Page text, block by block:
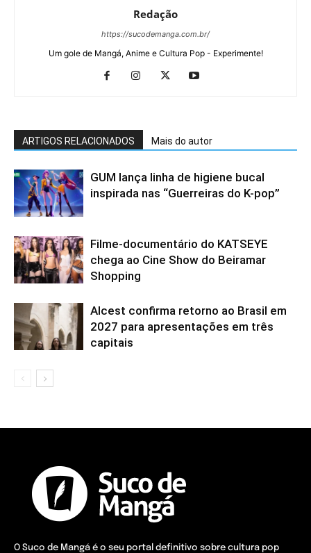
Redação
https://sucodemanga.com.br/
Um gole de Mangá, Anime e Cultura Pop - Experimente!
ARTIGOS RELACIONADOS Mais do autor
GUM lança linha de higiene bucal
inspirada nas “Guerreiras do K-pop”
Filme-documentário do KATSEYE
chega ao Cine Show do Beiramar
Shopping
Alcest confirma retorno ao Brasil em
2027 para apresentações em três
capitais
O Suco de Mangá é o seu portal definitivo sobre cultura pop